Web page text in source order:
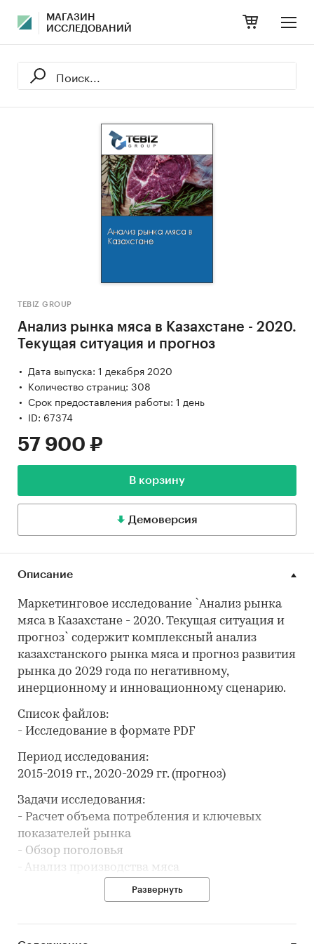
МАГАЗИН
ИССЛЕДОВАНИЙ
TEBIZ GROUP
Анализ рынка мяса в Казахстане - 2020.
Текущая ситуация и прогноз
Дата выпуска: 1 декабря 2020
Количество страниц: 308
Срок предоставления работы: 1 день
ID: 67374
57 900 ₽
В корзину
Демоверсия
Описание
Маркетинговое исследование `Анализ рынка
мяса в Казахстане - 2020. Текущая ситуация и
прогноз` содержит комплексный анализ
казахстанского рынка мяса и прогноз развития
рынка до 2029 года по негативному,
инерционному и инновационному сценарию.
Список файлов:
- Исследование в формате PDF
Период исследования:
2015-2019 гг., 2020-2029 гг. (прогноз)
Задачи исследования:
- Расчет объема потребления и ключевых
показателей рынка
- Обзор поголовья
- Анализ производства мяса
- Обзор производственных мощностей и расчет
уровня загрузки мощностей
Развернуть